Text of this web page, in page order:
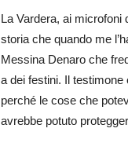
La Vardera, ai microfoni
storia che quando me
Messina Denaro che
a dei festini. Il
perché le cose che
avrebbe potuto